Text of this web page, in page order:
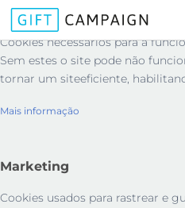
Essenciais
Cookies necessários para a
Sem estes o site pode não
tornar um siteeficiente,
Mais informação
Marketing
Cookies usados ​​para rastrear e